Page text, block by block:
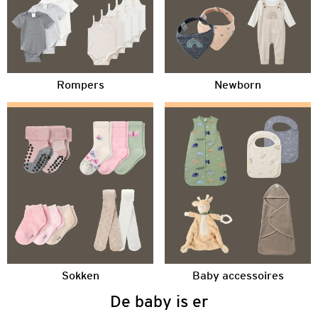
Rompers Newborn
Sokken Baby accessoires
De baby is er